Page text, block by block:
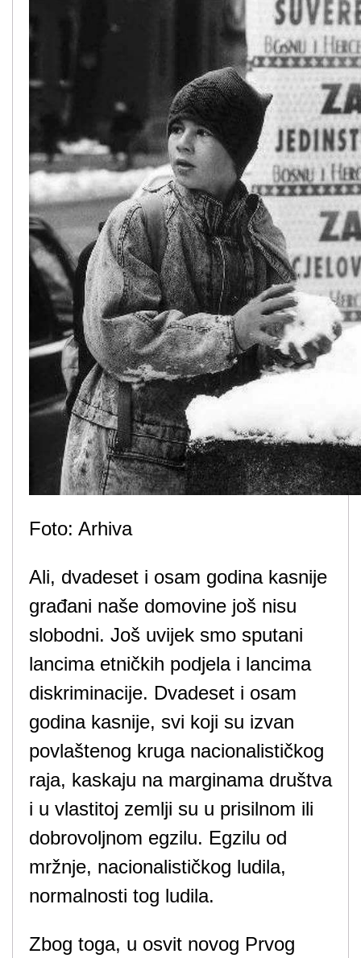
Foto: Arhiva
Ali, dvadeset i osam godina kasnije
građani naše domovine još nisu
slobodni. Još uvijek smo sputani
lancima etničkih podjela i lancima
diskriminacije. Dvadeset i osam
godina kasnije, svi koji su izvan
povlaštenog kruga nacionalističkog
raja, kaskaju na marginama društva
i u vlastitoj zemlji su u prisilnom ili
dobrovoljnom egzilu. Egzilu od
mržnje, nacionalističkog ludila,
normalnosti tog ludila.
Zbog toga, u osvit novog Prvog